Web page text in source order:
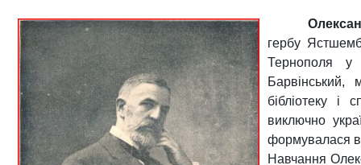
гербу
Тернополя у
бібліотеку і
виключно
формувалася в
Навчання